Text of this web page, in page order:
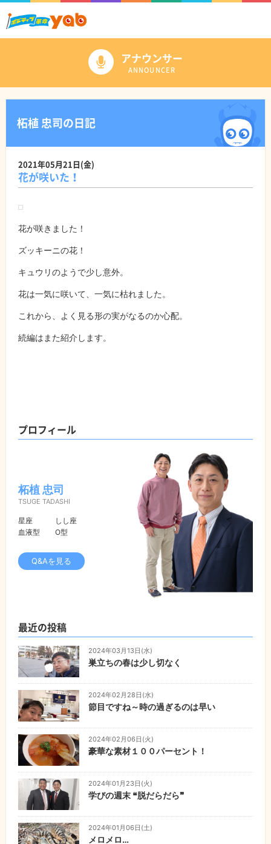
アナウンサー
ANNOUNCER
柘植 忠司の日記
2021年05月21日(金)
花が咲いた！
花が咲きました！
ズッキーニの花！
キュウリのようで少し意外。
花は一気に咲いて、一気に枯れました。
これから、よく見る形の実がなるのか心配。
続編はまた紹介します。
プロフィール
柘植 忠司
TSUGE TADASHI
星座
しし座
血液型
O型
Q&Aを見る
最近の投稿
2024年03月13日(水)
巣立ちの春は少し切なく
2024年02月28日(水)
節目ですね～時の過ぎるのは早い
2024年02月06日(火)
豪華な素材１００パーセント！
2024年01月23日(火)
学びの週末 ❝脱だらだら❞
2024年01月06日(土)
メロメロ…